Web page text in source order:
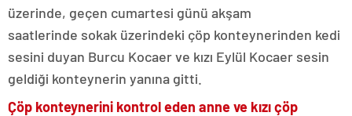
üzerinde, geçen cumartesi günü akşam
saatlerinde sokak üzerindeki çöp konteynerinden kedi
sesini duyan Burcu Kocaer ve kızı Eylül Kocaer sesin
geldiği konteynerin yanına gitti.
Çöp konteynerini kontrol eden anne ve kızı çöp